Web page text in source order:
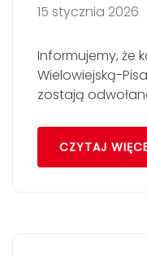
15 stycznia 2026
Informujemy, że
Wielowiejską-
zostają
CZYTAJ